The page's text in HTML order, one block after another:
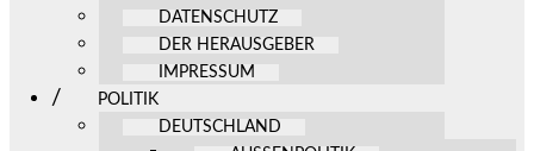
DATENSCHUTZ
DER HERAUSGEBER
IMPRESSUM
POLITIK
DEUTSCHLAND